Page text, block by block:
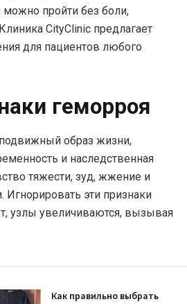
можно пройти без боли,
CityClinic предлагает
для пациентов любого
геморроя
образ жизни,
и наследственная
тяжести, зуд, жжение и
Игнорировать эти признаки
узлы увеличиваются, вызывая
Как правильно выбрать